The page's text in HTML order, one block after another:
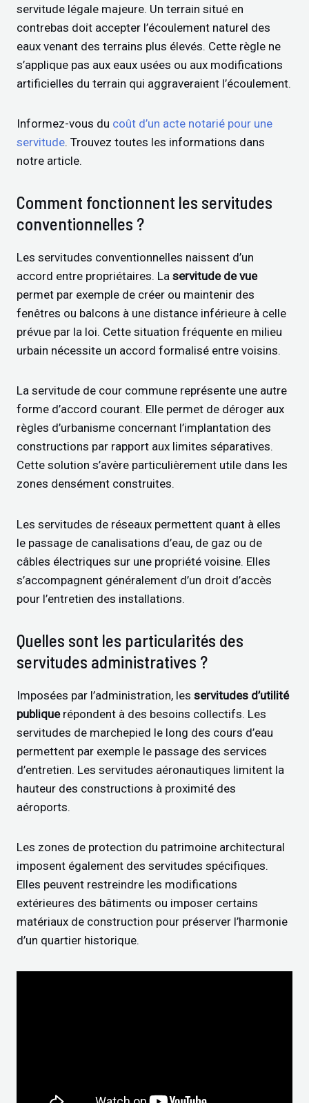
servitude légale majeure. Un terrain situé en
contrebas doit accepter l’écoulement naturel des
eaux venant des terrains plus élevés. Cette règle ne
s’applique pas aux eaux usées ou aux modifications
artificielles du terrain qui aggraveraient l’écoulement.
Informez-vous du coût d’un acte notarié pour une
servitude. Trouvez toutes les informations dans
notre article.
Comment fonctionnent les servitudes
conventionnelles ?
Les servitudes conventionnelles naissent d’un
accord entre propriétaires. Laservitude de vue
permet par exemple de créer ou maintenir des
fenêtres ou balcons à une distance inférieure à celle
prévue par la loi. Cette situation fréquente en milieu
urbain nécessite un accord formalisé entre voisins.
La servitude de cour commune représente une autre
forme d’accord courant. Elle permet de déroger aux
règles d’urbanisme concernant l’implantation des
constructions par rapport aux limites séparatives.
Cette solution s’avère particulièrement utile dans les
zones densément construites.
Les servitudes de réseaux permettent quant à elles
le passage de canalisations d’eau, de gaz ou de
câbles électriques sur une propriété voisine. Elles
s’accompagnent généralement d’un droit d’accès
pour l’entretien des installations.
Quelles sont les particularités des
servitudes administratives ?
Imposées par l’administration, lesservitudes d’utilité
publiquerépondent à des besoins collectifs. Les
servitudes de marchepied le long des cours d’eau
permettent par exemple le passage des services
d’entretien. Les servitudes aéronautiques limitent la
hauteur des constructions à proximité des
aéroports.
Les zones de protection du patrimoine architectural
imposent également des servitudes spécifiques.
Elles peuvent restreindre les modifications
extérieures des bâtiments ou imposer certains
matériaux de construction pour préserver l’harmonie
d’un quartier historique.